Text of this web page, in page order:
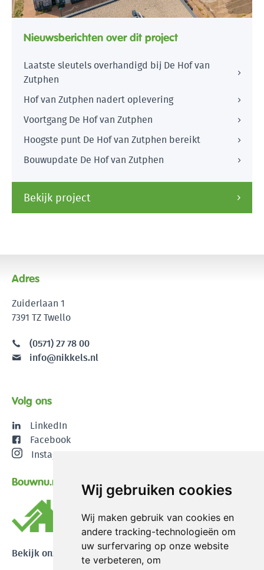
Wij gebruiken cookies
Wij maken gebruik van cookies en
andere tracking-technologieën om
uw surfervaring op onze website
te verbeteren, om
Nieuwsberichten over dit project
Laatste sleutels overhandigd bij De Hof van
Zutphen
Hof van Zutphen nadert oplevering
Voortgang De Hof van Zutphen
Hoogste punt De Hof van Zutphen bereikt
Bouwupdate De Hof van Zutphen
Bekijk project
Adres
Zuiderlaan 1
7391 TZ Twello
(0571) 27 78 00
info@nikkels.nl
Volg ons
LinkedIn
Facebook
Instagram
Bouwnu.nl
Bekijk onze reviews